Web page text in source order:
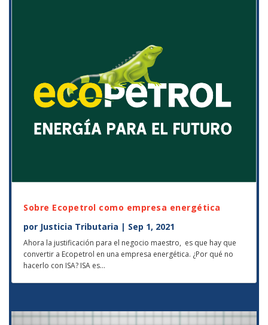
Sobre Ecopetrol como empresa energética
por Justicia Tributaria | Sep 1, 2021
Ahora la justificación para el negocio maestro, es que hay que
convertir a Ecopetrol en una empresa energética. ¿Por qué no
hacerlo con ISA? ISA es...